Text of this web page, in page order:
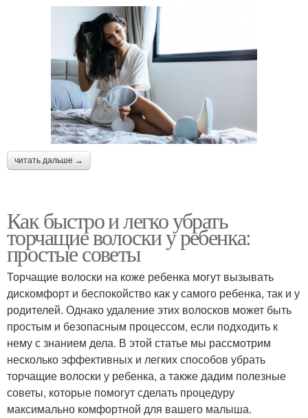
читать дальше →
Как быстро и легко убрать
торчащие волоски у ребенка:
простые советы
Торчащие волоски на коже ребенка могут вызывать
дискомфорт и беспокойство как у самого ребенка, так и у
родителей. Однако удаление этих волосков может быть
простым и безопасным процессом, если подходить к
нему с знанием дела. В этой статье мы рассмотрим
несколько эффективных и легких способов убрать
торчащие волоски у ребенка, а также дадим полезные
советы, которые помогут сделать процедуру
максимально комфортной для вашего малыша.